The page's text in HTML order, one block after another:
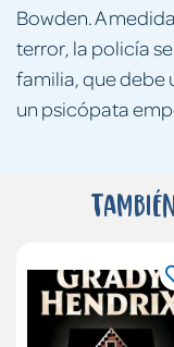
Bowden. A
terror, la policía
familia, que debe
un psicópata